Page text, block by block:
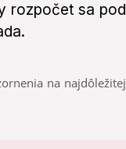
rozpočet sa
na